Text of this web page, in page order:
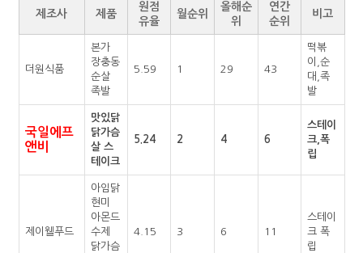
제조사 제품
원점
유율
월순위
올해순
위
연간
순위
비고
더원식품
본가
장충동
순살
족발
5.59 1 29 43
떡볶
이,순
대,족
발
국일에프
앤비
맛있닭
닭가슴
살 스
테이크
5.24 2 4 6
스테이
크,폭
립
제이웰푸드
아임닭
현미
아몬드
수제
닭가슴
4.15 3 6 11
스테이
크 폭
립